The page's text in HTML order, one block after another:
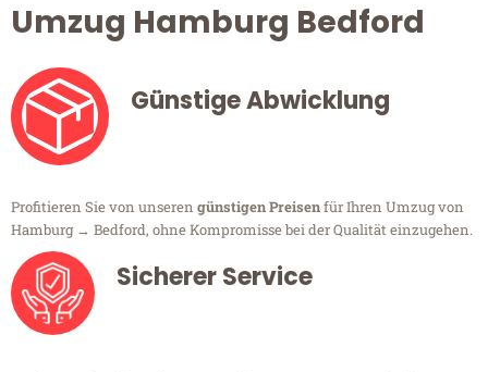
Umzug Hamburg Bedford
Günstige Abwicklung
Profitieren Sie von unseren günstigen Preisenfür Ihren Umzug von
Hamburg → Bedford, ohne Kompromisse bei der Qualität einzugehen.
Sicherer Service